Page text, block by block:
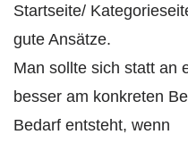
Startseite/
gute Ansätze.
Man sollte sich statt an
besser am konkreten
Bedarf entsteht, wenn